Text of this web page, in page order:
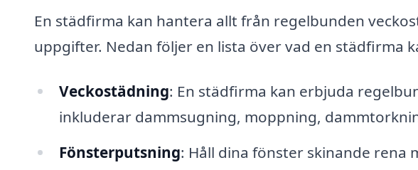
En städfirma kan hantera allt från regelbunden
uppgifter. Nedan följer en lista över vad en städfirma
Veckostädning: En städfirma kan erbjuda
inkluderar dammsugning, moppning,
Fönsterputsning: Håll dina fönster skinande